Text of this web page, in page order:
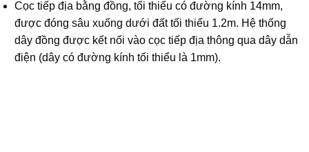
Cọc tiếp địa bằng đồng, tối thiểu có đường kính 14mm,
được đóng sâu xuống dưới đất tối thiểu 1.2m. Hệ thống
dây đồng được kết nối vào cọc tiếp địa thông qua dây dẫn
điện (dây có đường kính tối thiểu là 1mm).